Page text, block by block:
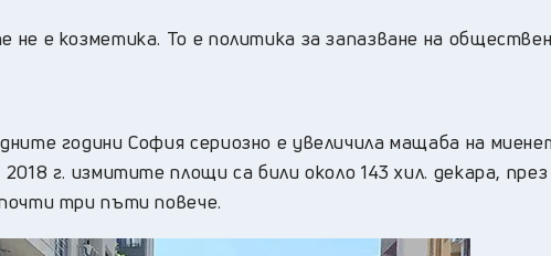
не е козметика. То е политика за запазване на
години София сериозно е увеличила мащаба на
г. измитите площи са били около 143 хил. декара,
три пъти повече.